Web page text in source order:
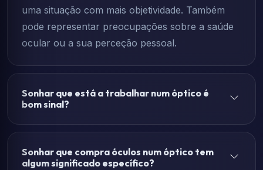
uma situação com mais objetividade. Também
pode representar preocupações sobre a saúde
ocular ou a sua perceção pessoal.
Sonhar que está a trabalhar num óptico é
bom sinal?
Sonhar que compra óculos num óptico tem
algum significado específico?